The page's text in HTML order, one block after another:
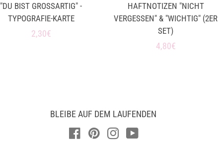
"DU BIST GROSSARTIG" - T
YPOGRAFIE-KARTE
Normaler
2,30€
HAFTNOTIZEN "NICHT
VERGESSEN" & "WICHTIG" (2ER
SET)
Normaler
4,80€
BLEIBE AUF DEM LAUFENDEN
FacebookPinterestInstagramYouTube